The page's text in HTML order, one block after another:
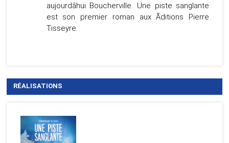
aujourdâhui Boucherville. Une piste sanglante
est son premier roman aux Ãditions Pierre
Tisseyre.
RÉALISATIONS